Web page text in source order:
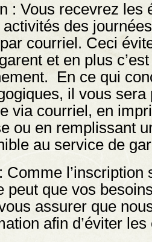
: Vous recevrez les
des journées
courriel. Ceci
et en plus
En ce qui
il vous sera
via courriel, en
ou en remplissant
au service de
Comme l’inscription
peut que vos
assurer que
afin d’éviter